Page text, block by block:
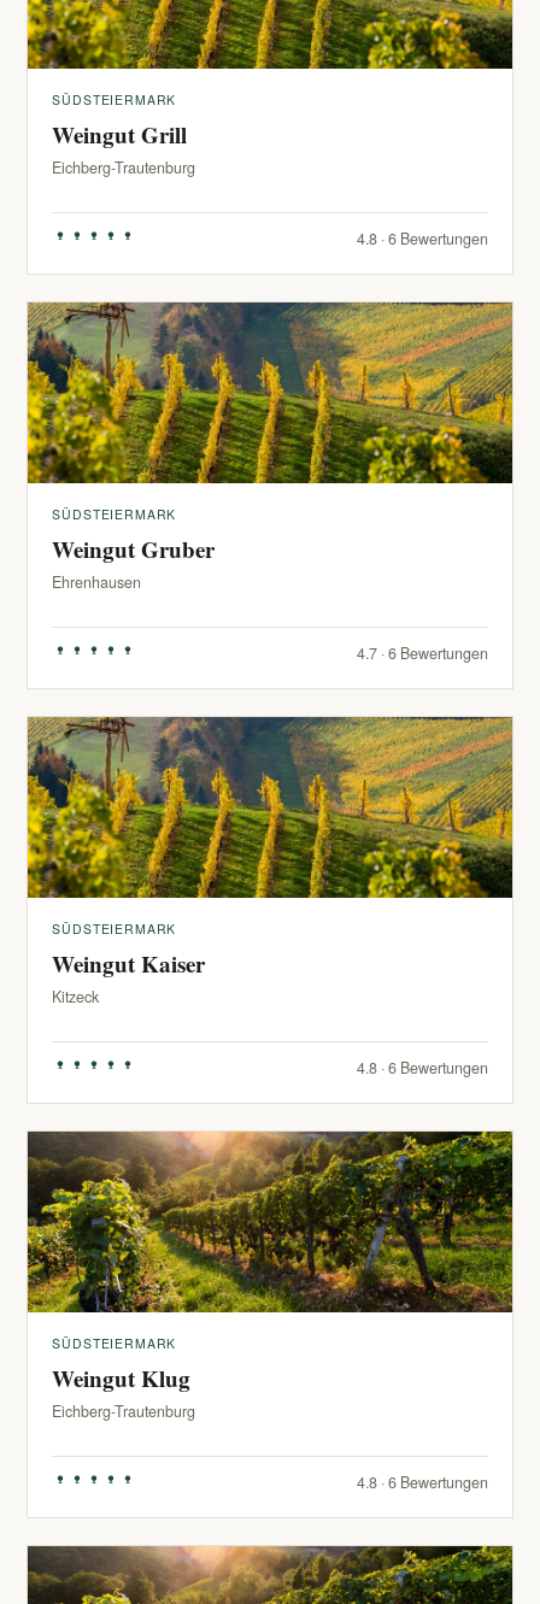
SÜDSTEIERMARK
Weingut Grill
Eichberg-Trautenburg
4.8 · 6 Bewertungen
SÜDSTEIERMARK
Weingut Gruber
Ehrenhausen
4.7 · 6 Bewertungen
SÜDSTEIERMARK
Weingut Kaiser
Kitzeck
4.8 · 6 Bewertungen
SÜDSTEIERMARK
Weingut Klug
Eichberg-Trautenburg
4.8 · 6 Bewertungen